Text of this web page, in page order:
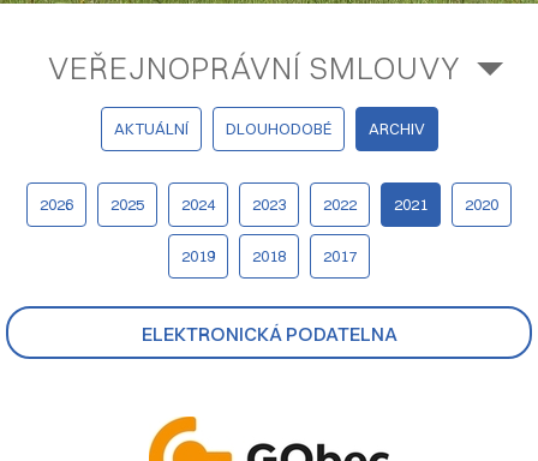
ELEKTRONICKÁ PODATELNA
VEŘEJNOPRÁVNÍ SMLOUVY
AKTUÁLNÍ DLOUHODOBÉ ARCHIV
2026 2025 2024 2023 2022 2021 2020
2019 2018 2017